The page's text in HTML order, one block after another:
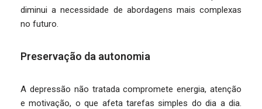
diminui a necessidade de abordagens mais complexas
no futuro.
Preservação da autonomia
A depressão não tratada compromete energia, atenção
e motivação, o que afeta tarefas simples do dia a dia.